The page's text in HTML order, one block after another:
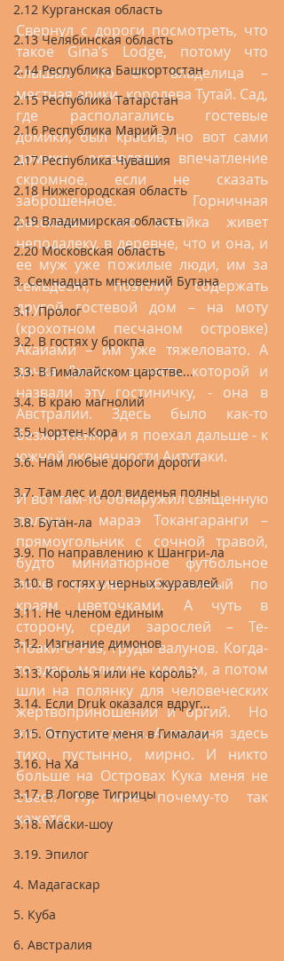
2.12 Курганская область
2.13 Челябинская область
2.14 Республика Башкортостан
2.15 Республика Татарстан
2.16 Республика Марий Эл
2.17 Республика Чувашия
2.18 Нижегородская область
2.19 Владимирская область
2.20 Московская область
3. Семнадцать мгновений Бутана
3.1. Пролог
3.2. В гостях у брокпа
3.3. В Гималайском царстве...
3.4. В краю магнолий
3.5. Чортен-Кора
3.6. Нам любые дороги дороги
3.7. Там лес и дол виденья полны
3.8. Бутан-ла
3.9. По направлению к Шангри-ла
3.10. В гостях у черных журавлей
3.11. Не членом единым
3.12. Изгнание димонов
3.13. Король я или не король?
3.14. Если Druk оказался вдруг...
3.15. Отпустите меня в Гималаи
3.16. На Ха
3.17. В Логове Тигрицы
3.18. Маски-шоу
3.19. Эпилог
4. Мадагаскар
5. Куба
6. Австралия
Свернул с дороги посмотреть, что
такое Gina’s Lodge, потому что
слышал, что его владелица –
местная арики, королева Тутай. Сад,
где располагались гостевые
домики, был красив, но вот сами
домики оставляли впечатление
скромное, если не сказать
заброшенное. Горничная
рассказала, что хозяйка живет
неподалеку, в деревне, что и она, и
ее муж уже пожилые люди, им за
семьдесят, поэтому содержать
другой гостевой дом – на моту
(крохотном песчаном островке)
Акаиами – им уже тяжеловато. А
дочка Джина, в честь которой и
назвали эту гостиничку, - она в
Австралии. Здесь было как-то
безжизненно, и я поехал дальше - к
южной оконечности Аитутаки.
И вот там-то обнаружил священную
поляну – мараэ Токангаранги –
прямоугольник с сочной травой,
будто миниатюрное футбольное
поле, красиво обсаженный по
краям цветочками. А чуть в
сторону, среди зарослей – Те-
Поаки-О-Раэ, груды валунов. Когда-
то здесь молились идолам, а потом
шли на полянку для человеческих
жертвоприношений и оргий.  Но
это было когда-то. А сегодня здесь
тихо, пустынно, мирно. И никто
больше на Островах Кука меня не
съест. Ну, мне почему-то так
кажется.